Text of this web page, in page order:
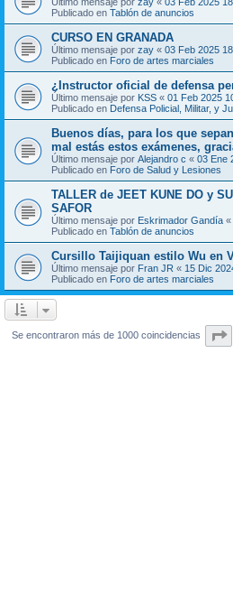
Publicado en Tablón de anuncios
CURSO EN GRANADA
Último mensaje por zay « 03 Feb 2025
Publicado en Foro de artes marciales
¿Instructor oficial de defensa
Último mensaje por KSS « 01 Feb 2025
Publicado en Defensa Policial, Militar, y
Buenos días, para los que
mal estás estos exámenes,
Último mensaje por Alejandro c « 03 Ene
Publicado en Foro de Salud y Lesiones
TALLER de JEET KUNE DO y
SAFOR
Último mensaje por Eskrimador Gandía «
Publicado en Tablón de anuncios
Cursillo Taijiquan estilo Wu en
Último mensaje por Fran JR « 15 Dic
Publicado en Foro de artes marciales
Se encontraron más de 1000 coincidencias